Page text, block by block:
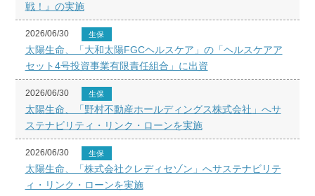
戦！』の実施
2026/06/30 生保
太陽生命、「大和太陽FGCヘルスケア」の「ヘルスケアア
セット4号投資事業有限責任組合」に出資
2026/06/30 生保
太陽生命、「野村不動産ホールディングス株式会社」へサ
ステナビリティ・リンク・ローンを実施
2026/06/30 生保
太陽生命、「株式会社クレディセゾン」へサステナビリテ
ィ・リンク・ローンを実施